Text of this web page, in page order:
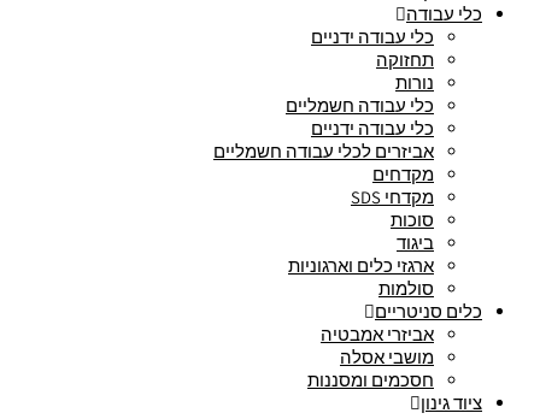
כלי עבודה
כלי עבודה ידניים
תחזוקה
נורות
כלי עבודה חשמליים
כלי עבודה ידניים
אביזרים לכלי עבודה חשמליים
מקדחים
מקדחי SDS
סוכות
ביגוד
ארגזי כלים וארגוניות
סולמות
כלים סניטריים
אביזרי אמבטיה
מושבי אסלה
חסכמים ומסננות
ציוד גינון